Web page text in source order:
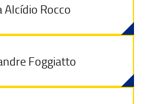
Alcídio Rocco
Foggiatto